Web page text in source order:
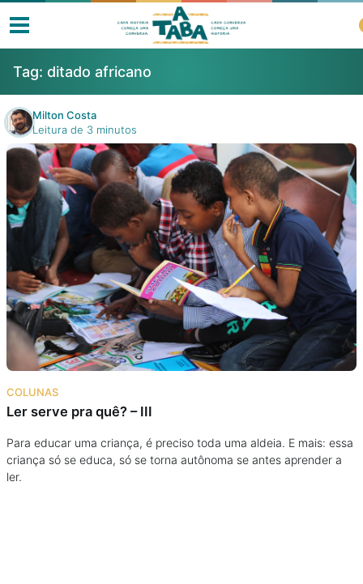
Livros
Resenhas
Clube de Leitores
Listas
Como ler?
Na escola
Na família
Colunas
Tag: ditado africano
Milton Costa
Leitura de 3 minutos
COLUNAS
Ler serve pra quê? – III
Para educar uma criança, é preciso toda uma aldeia. E mais: essa
criança só se educa, só se torna autônoma se antes aprender a
ler.